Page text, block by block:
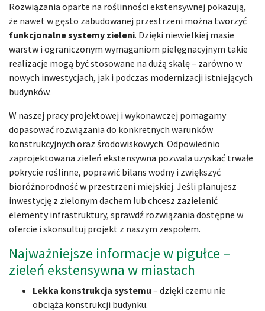
Rozwiązania oparte na roślinności ekstensywnej pokazują,
że nawet w gęsto zabudowanej przestrzeni można tworzyć
funkcjonalne systemy zieleni. Dzięki niewielkiej masie
warstw i ograniczonym wymaganiom pielęgnacyjnym takie
realizacje mogą być stosowane na dużą skalę – zarówno w
nowych inwestycjach, jak i podczas modernizacji istniejących
budynków.
W naszej pracy projektowej i wykonawczej pomagamy
dopasować rozwiązania do konkretnych warunków
konstrukcyjnych oraz środowiskowych. Odpowiednio
zaprojektowana zieleń ekstensywna pozwala uzyskać trwałe
pokrycie roślinne, poprawić bilans wodny i zwiększyć
bioróżnorodność w przestrzeni miejskiej. Jeśli planujesz
inwestycję z zielonym dachem lub chcesz zazielenić
elementy infrastruktury, sprawdź rozwiązania dostępne w
ofercie i skonsultuj projekt z naszym zespołem.
Najważniejsze informacje w pigułce –
zieleń ekstensywna w miastach
Lekka konstrukcja systemu – dzięki czemu nie
obciąża konstrukcji budynku.